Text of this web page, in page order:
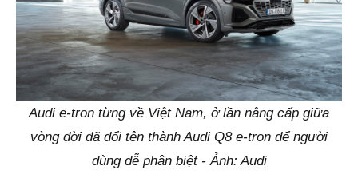
Audi e-tron từng về Việt Nam, ở lần nâng cấp giữa
vòng đời đã đổi tên thành Audi Q8 e-tron để người
dùng dễ phân biệt - Ảnh: Audi